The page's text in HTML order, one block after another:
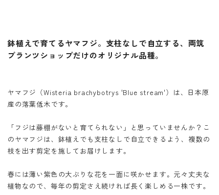
鉢植えで育てるヤマフジ。支柱なしで自立する、両筑
プランツショップだけのオリジナル品種。
ヤマフジ（Wisteria brachybotrys 'Blue stream'）は、日本原
産の落葉低木です。
「フジは藤棚がないと育てられない」と思っていませんか？こ
のヤマフジは、鉢植えでも支柱なしで自立できるよう、複数の
枝を出す剪定を施してお届けします。
春には薄い紫色の大ぶりな花を一面に咲かせます。元々丈夫な
植物なので、毎年の剪定さえ続ければ長く楽しめる一株です。